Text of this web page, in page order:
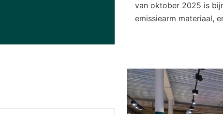
van oktober 2025 is
emissiearm materiaal,